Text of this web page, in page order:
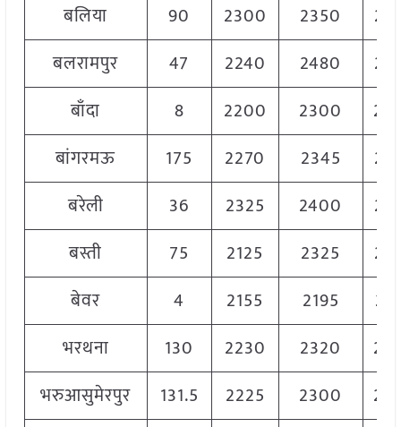
बलिया
90 2300 2350
बलरामपुर
47 2240 2480
बाँदा
8 2200 2300
बांगरमऊ
175 2270 2345
बरेली
36 2325 2400
बस्ती
75 2125 2325
बेवर
4 2155 2195
भरथना
130 2230 2320
भरुआसुमेरपुर
131.5 2225 2300